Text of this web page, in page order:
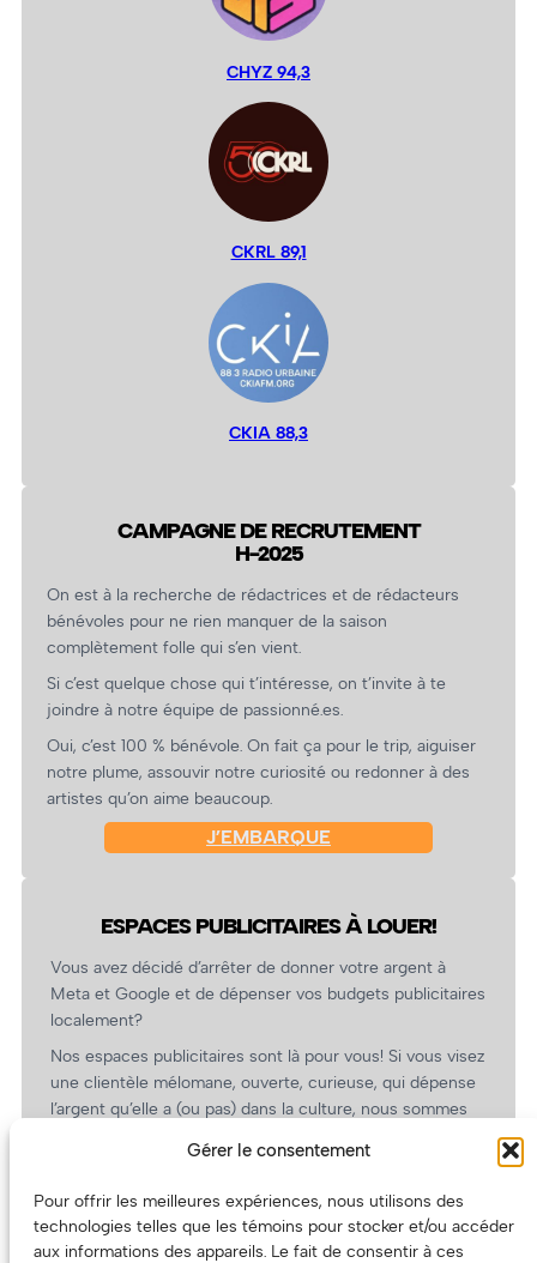
Gérer le consentement
Pour offrir les meilleures expériences, nous utilisons des
technologies telles que les témoins pour stocker et/ou accéder
aux informations des appareils. Le fait de consentir à ces
CHYZ 94,3
CKRL 89,1
CKIA 88,3
CAMPAGNE DE RECRUTEMENT
H-2025
On est à la recherche de rédactrices et de rédacteurs
bénévoles pour ne rien manquer de la saison
complètement folle qui s’en vient.
Si c’est quelque chose qui t’intéresse, on t’invite à te
joindre à notre équipe de passionné.es.
Oui, c’est 100 % bénévole. On fait ça pour le trip, aiguiser
notre plume, assouvir notre curiosité ou redonner à des
artistes qu’on aime beaucoup.
J’EMBARQUE
ESPACES PUBLICITAIRES À LOUER!
Vous avez décidé d’arrêter de donner votre argent à
Meta et Google et de dépenser vos budgets publicitaires
localement?
Nos espaces publicitaires sont là pour vous! Si vous visez
une clientèle mélomane, ouverte, curieuse, qui dépense
l’argent qu’elle a (ou pas) dans la culture, nous sommes
revient.
(Oui, on va avoir des tarifs spéciaux pour vous, les